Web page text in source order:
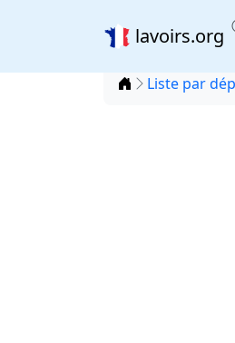
lavoirs.org
Accueil
Liste par